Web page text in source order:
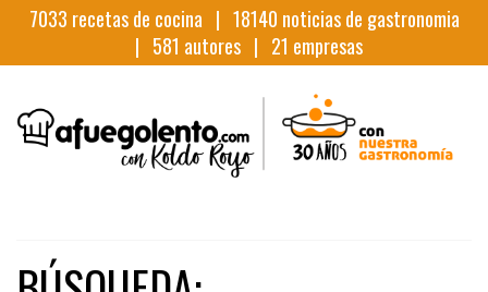
7033 recetas de cocina | 18140 noticias de gastronomia
| 581 autores | 21 empresas